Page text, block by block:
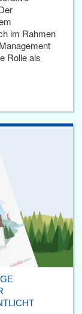
im Rahmen
Rolle als